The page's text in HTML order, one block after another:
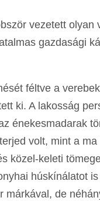
vezetett olyan
gazdasági
féltve a
ki. A lakosság
énekesmadarak
volt, mint a
közel-keleti
húskínálatot
de